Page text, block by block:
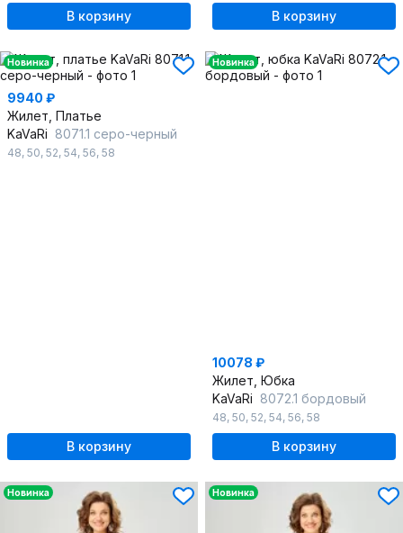
В корзину В корзину
Новинка
9940 ₽
Жилет, Платье
KaVaRi 8071.1 серо-черный
48, 50, 52, 54, 56, 58
В корзину
Новинка
10078 ₽
Жилет, Юбка
KaVaRi 8072.1 бордовый
48, 50, 52, 54, 56, 58
В корзину
Новинка Новинка